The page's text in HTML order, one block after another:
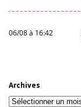
06/08 à 16:42
Archives
Archives